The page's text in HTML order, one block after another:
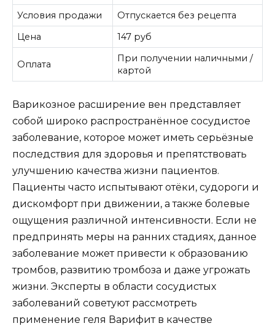
Условия продажи
Отпускается без рецепта
Цена
147 руб
Оплата
При получении наличными /
картой
Варикозное расширение вен представляет
собой широко распространённое сосудистое
заболевание, которое может иметь серьёзные
последствия для здоровья и препятствовать
улучшению качества жизни пациентов.
Пациенты часто испытывают отёки, судороги и
дискомфорт при движении, а также болевые
ощущения различной интенсивности. Если не
предпринять меры на ранних стадиях, данное
заболевание может привести к образованию
тромбов, развитию тромбоза и даже угрожать
жизни. Эксперты в области сосудистых
заболеваний советуют рассмотреть
применение геля Варифит в качестве